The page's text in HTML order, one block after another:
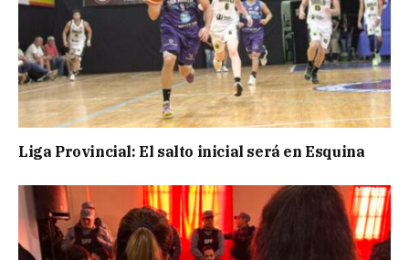
Liga Provincial: El salto inicial será en Esquina